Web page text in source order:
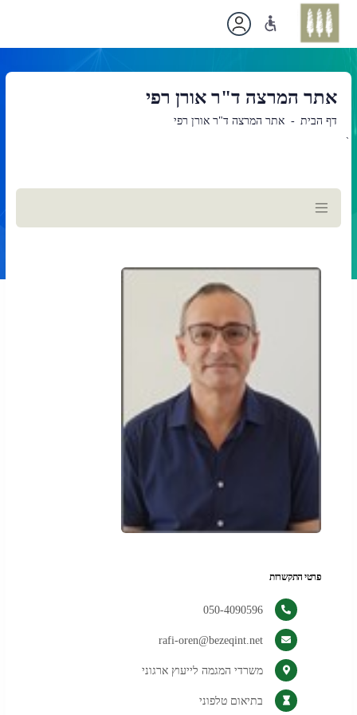
אתר המרצה ד"ר אורן רפי
דף הבית אתר המרצה ד"ר אורן רפי
`
תוכן
ראשי
פרטי התקשרות
050-4090596
rafi-oren@bezeqint.net
משרדי המגמה לייעוץ ארגוני
בתיאום טלפוני